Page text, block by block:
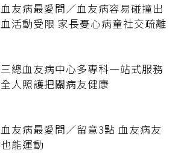
血友病最愛問／血友病容易碰撞出
血活動受限 家長憂心病童社交疏離
三總血友病中心多專科一站式服務
全人照護把關病友健康
血友病最愛問／留意3點 血友病友
也能運動